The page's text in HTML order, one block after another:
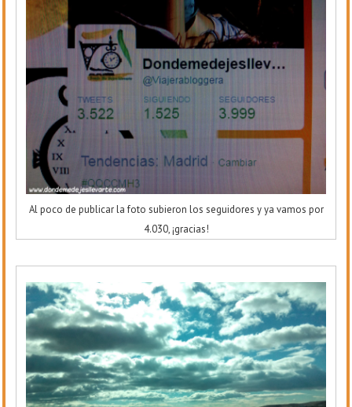
Al poco de publicar la foto subieron los seguidores y ya vamos por
4.030, ¡gracias!